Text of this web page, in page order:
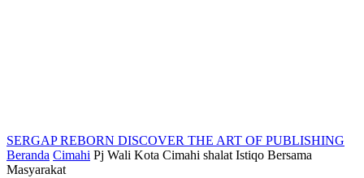
SERGAP REBORN DISCOVER THE ART OF PUBLISHING
Beranda Cimahi Pj Wali Kota Cimahi shalat Istiqo Bersama
Masyarakat